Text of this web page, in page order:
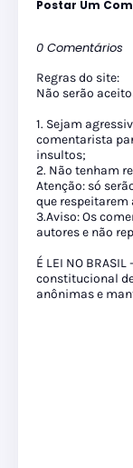
Postar Um
0 Comentários
Regras do site:
Não serão
1. Sejam
comentarista
insultos;
2. Não tenham
Atenção: só
que respeitarem
3.Aviso: Os
autores e não
É LEI NO
constitucional
anônimas e